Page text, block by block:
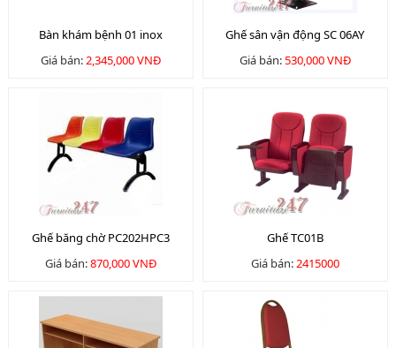
Bàn khám bệnh 01 inox
Giá bán:2,345,000 VNĐ
Ghế sân vận động SC 06AY
Giá bán:530,000 VNĐ
Ghế băng chờ PC202HPC3
Giá bán:870,000 VNĐ
Ghế TC01B
Giá bán:2415000